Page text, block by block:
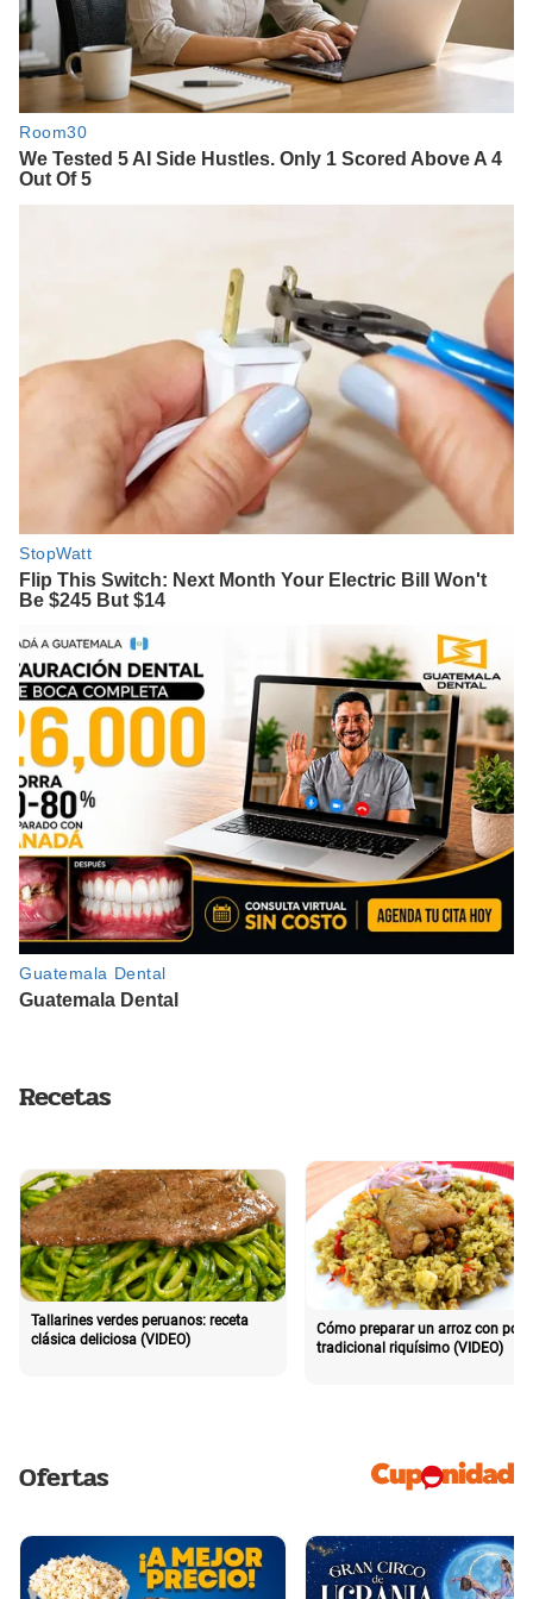
Recetas
Tallarines verdes peruanos: receta
clásica deliciosa (VIDEO)
Cómo preparar un arroz con pollo
tradicional riquísimo (VIDEO)
Ofertas